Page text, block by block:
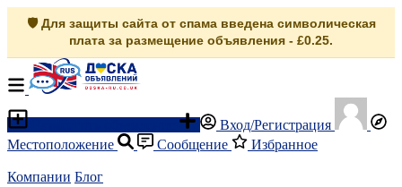
🛡️ Для защиты сайта от спама введена символическая
плата за размещение объявления - £0.25.
Вход/Регистрация
Местоположение
Сообщение Избранное
Компании Блог